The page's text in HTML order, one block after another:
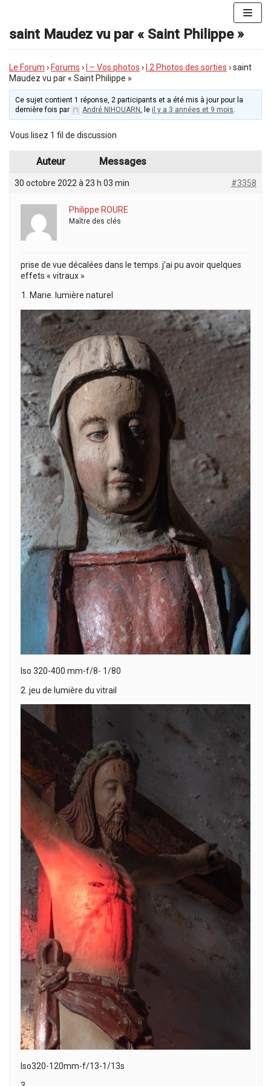
contenu
saint Maudez vu par « Saint Philippe »
Le Forum › Forums › I – Vos photos › I.2 Photos des sorties ›saint
Maudez vu par « Saint Philippe »
Ce sujet contient 1 réponse, 2 participants et a été mis à jour pour la
dernière fois par
André NIHOUARN, le il y a 3 années et 9 mois.
Vous lisez 1 fil de discussion
Auteur Messages
30 octobre 2022 à 23 h 03 min #3358
Philippe ROURE
Maître des clés
prise de vue décalées dans le temps. j’ai pu avoir quelques
effets « vitraux »
Marie. lumière naturel
Iso 320-400 mm-f/8- 1/80
2. jeu de lumière du vitrail
Iso320-120mm-f/13-1/13s